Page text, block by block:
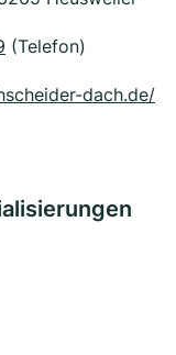
(Telefon)
dach.de/